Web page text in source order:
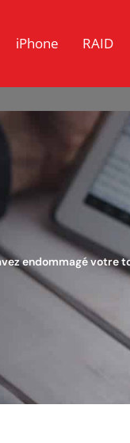
iPhone RAID
endommagé votre